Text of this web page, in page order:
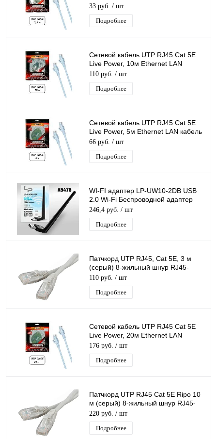
кабель патчкорд 8-жильный шнур
RJ45-RJ45
33 руб. / шт
Подробнее
Сетевой кабель UTP RJ45 Cat 5E
Live Power, 10м Ethernet LAN
кабель патчкорд 8-жильный шнур
RJ45-RJ45
110 руб. / шт
Подробнее
Сетевой кабель UTP RJ45 Cat 5E
Live Power, 5м Ethernet LAN кабель
патчкорд 8-жильный шнур RJ45-
RJ45
66 руб. / шт
Подробнее
WI-FI адаптер LP-UW10-2DB USB
2.0 Wi-Fi Беспроводной адаптер
Донгл с антенной MTK7601
246,4 руб. / шт
Подробнее
Патчкорд UTP RJ45, Cat 5E, 3 м
(серый) 8-жильный шнур RJ45-
RJ45 для соединения сетевых
устройств
110 руб. / шт
Подробнее
Сетевой кабель UTP RJ45 Cat 5E
Live Power, 20м Ethernet LAN
кабель патчкорд 8-жильный шнур
RJ45-RJ45
176 руб. / шт
Подробнее
Патчкорд UTP RJ45 Cat 5E Ripo 10
м (серый) 8-жильный шнур RJ45-
RJ45 для соединения сетевых
устройств
220 руб. / шт
Подробнее